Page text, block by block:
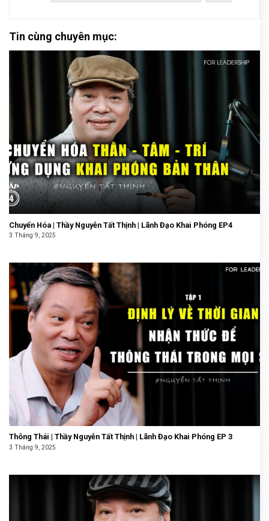
Tin cùng chuyên mục:
Chuyển Hóa | Thầy Nguyễn Tất Thịnh | Lãnh Đạo Khai Phóng EP4
3 Tháng 9, 2025
Thông Thái | Thầy Nguyễn Tất Thịnh | Lãnh Đạo Khai Phóng EP 3
3 Tháng 9, 2025